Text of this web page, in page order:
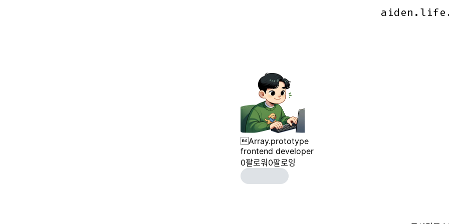
Array.prototype
frontend developer
0팔로워 0팔로잉